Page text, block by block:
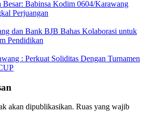
Babinsa Kodim 0604/Karawang
Perjuangan
dan Bank BJB Bahas Kolaborasi untuk
Pendidikan
: Perkuat Soliditas Dengan Turnamen
akan dipublikasikan. Ruas yang wajib